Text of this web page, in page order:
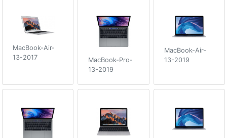
MacBook-Air-
13-2017
MacBook-Pro-
13-2019
MacBook-Air-
13-2019